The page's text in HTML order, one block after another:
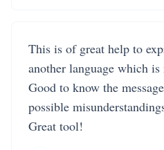
This is of great help to
another language which
Good to know the
possible
Great tool!